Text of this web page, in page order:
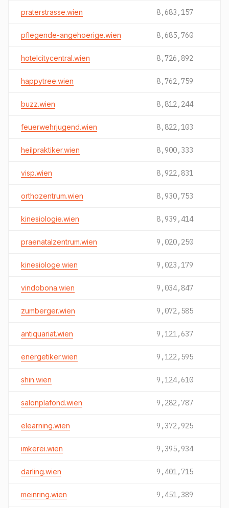
praterstrasse.wien 8,683,157
pflegende-angehoerige.wien 8,685,760
hotelcitycentral.wien 8,726,892
happytree.wien 8,762,759
buzz.wien 8,812,244
feuerwehrjugend.wien 8,822,103
heilpraktiker.wien 8,900,333
visp.wien 8,922,831
orthozentrum.wien 8,930,753
kinesiologie.wien 8,939,414
praenatalzentrum.wien 9,020,250
kinesiologe.wien 9,023,179
vindobona.wien 9,034,847
zumberger.wien 9,072,585
antiquariat.wien 9,121,637
energetiker.wien 9,122,595
shin.wien 9,124,610
salonplafond.wien 9,282,787
elearning.wien 9,372,925
imkerei.wien 9,395,934
darling.wien 9,401,715
meinring.wien 9,451,389